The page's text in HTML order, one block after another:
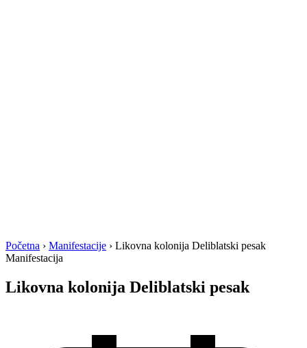
Početna › Manifestacije › Likovna kolonija Deliblatski pesak
Manifestacija
Likovna kolonija Deliblatski pesak